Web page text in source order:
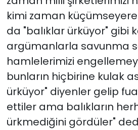
kimi zaman
da "balıklar ürküyor" gibi
argümanlarla savunma
hamlelerimizi
bunların hiçbirine kulak
ürküyor" diyenler gelip
ettiler ama balıkların
ürkmediğini gördüler"